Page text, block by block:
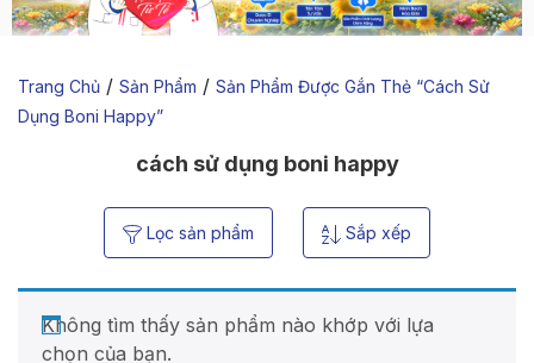
Trang Chủ / Sản Phẩm / Sản Phẩm Được Gắn Thẻ “cách Sử
Dụng Boni Happy”
cách sử dụng boni happy
Lọc sản phẩm Sắp xếp
Không tìm thấy sản phẩm nào khớp với lựa
chọn của bạn.